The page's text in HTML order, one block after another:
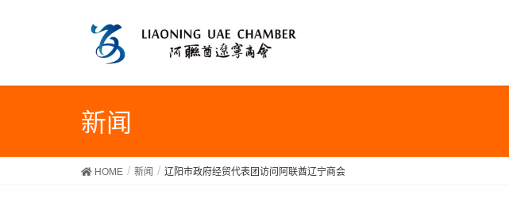
新闻
HOME 新闻 辽阳市政府经贸代表团访问阿联酋辽宁商会